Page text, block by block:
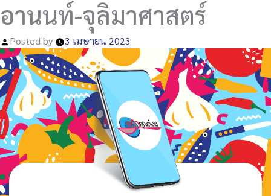
อานนท์-จุลิมาศาสตร์
Posted by 3 เมษายน 2023